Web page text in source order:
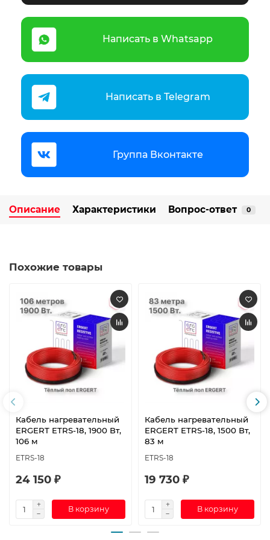
Написать в Whatsapp
Написать в Telegram
Группа Вконтакте
Описание Характеристики Вопрос-ответ 0
Похожие товары
Кабель нагревательный
ERGERT ETRS-18, 1900 Вт,
106 м
ETRS-18
24 150 ₽
В корзину
Кабель нагревательный
ERGERT ETRS-18, 1500 Вт,
83 м
ETRS-18
19 730 ₽
В корзину